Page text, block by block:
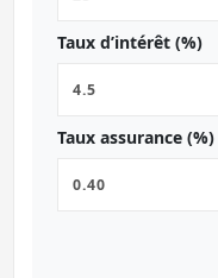
Taux d’intérêt (%)
Taux assurance (%)